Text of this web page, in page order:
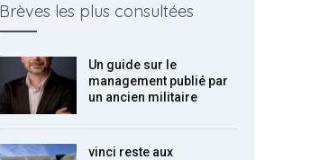
Brèves les plus consultées
Un guide sur le
management publié par
un ancien militaire
vinci reste aux